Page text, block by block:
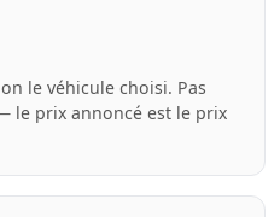
le véhicule choisi. Pas
le prix annoncé est le prix